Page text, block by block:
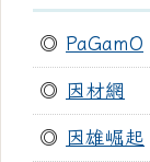
◎ PaGamO
◎ 因材網
◎ 因雄崛起